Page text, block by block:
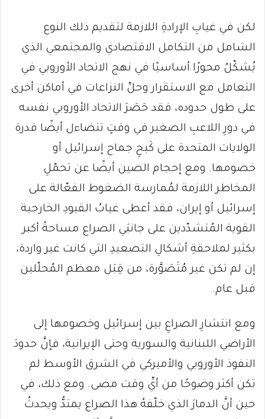
لكن في غيابِ الإرادةِ اللازمة لتقديم ذلك النوع
الشامل من التكامل الاقتصادي والمجتمعي الذي
يُشكّلُ محورًا أساسيًا في نهج الاتحاد الأوروبي في
التعامل مع الاستقرار وحلِّ النزاعات في أماكن أخرى
على طول حدوده، فقد حَصَرَ الاتحاد الأوروبي نفسه
في دورِ اللاعبِ الصغير في وقتٍ تتضاءل أيضًا قدرة
الولايات المتحدة على كَبحِ جماح إسرائيل أو
خصومها. ومع إحجام الصين أيضًا عن تحمّلِ
المخاطر اللازمة لمُمارسة الضغوط الفعّالة على
إسرائيل أو إيران، فقد أعطى غيابُ القيودِ الخارجية
القوية المُتشدّدين على جانبَي الصراع مساحةً أكبر
بكثير لملاحقةِ أشكالِ التصعيدِ التي كانت غير واردة،
إن لم تكن غير مُتَصَوَّرة، من قِبَل معظم المُحلّلين
قبل عام.
ومع انتشارِ الصراعِ بين إسرائيل وخصومها إلى
الأراضي اللبنانية والسورية وحتى الإيرانية، فإنَّ حدودَ
النفوذ الأوروبي والأميركي في الشرق الأوسط لم
تكن أكثر وضوحًا من أيِّ وقت مضى. ومع ذلك، في
حين أنَّ الدمارَ الذي خلّفهُ هذا الصراع يمتدُّ ويحدثُ